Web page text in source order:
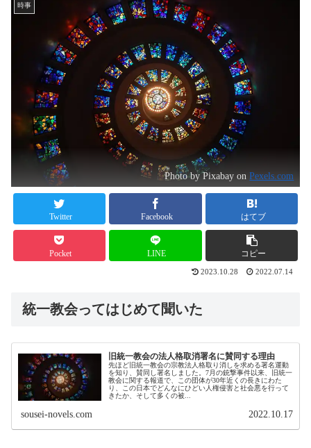
時事
Photo by Pixabay onPexels.com
Twitter Facebook はてブ
Pocket LINE コピー
2023.10.28 2022.07.14
統一教会ってはじめて聞いた
旧統一教会の法人格取消署名に賛同する理由
先ほど旧統一教会の宗教法人格取り消しを求める署名運動
を知り、賛同し署名しました。7月の銃撃事件以来、旧統一
教会に関する報道で、この団体が30年近くの長きにわた
り、この日本でどんなにひどい人権侵害と社会悪を行って
きたか、そして多くの被...
sousei-novels.com 2022.10.17